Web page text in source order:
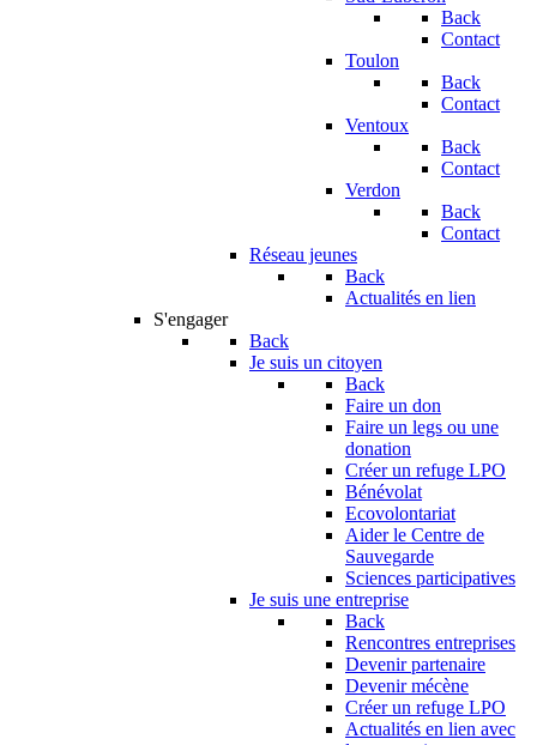
Back
Contact
Toulon
Back
Contact
Ventoux
Back
Contact
Verdon
Back
Contact
Réseau jeunes
Back
Actualités en lien
S'engager
Back
Je suis un citoyen
Back
Faire un don
Faire un legs ou une
donation
Créer un refuge LPO
Bénévolat
Ecovolontariat
Aider le Centre de
Sauvegarde
Sciences participatives
Je suis une entreprise
Back
Rencontres entreprises
Devenir partenaire
Devenir mécène
Créer un refuge LPO
Actualités en lien avec